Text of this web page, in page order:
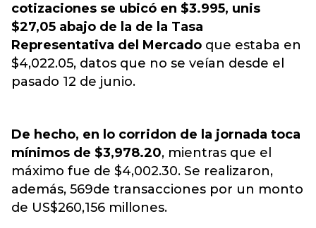
cotizaciones se ubicó en $3.995, unis
$27,05 abajo de la de la Tasa
Representativa del Mercado que estaba en
$4,022.05, datos que no se veían desde el
pasado 12 de junio.
De hecho, en lo corridon de la jornada toca
mínimos de $3,978.20, mientras que el
máximo fue de $4,002.30. Se realizaron,
además, 569de transacciones por un monto
de US$260,156 millones.